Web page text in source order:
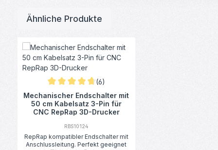
Ähnliche Produkte
Produktgalerie überspringen
Durchschnittliche Bewertung von 4.67 von 5 Sternen
(6)
Mechanischer Endschalter mit
50 cm Kabelsatz 3-Pin für
CNC RepRap 3D-Drucker
RBS10124
RepRap kompatibler Endschalter mit
Anschlussleitung. Perfekt geeignet